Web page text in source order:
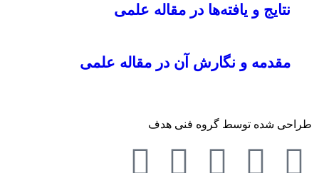
نتایج و یافته‌ها در مقاله علمی
مقدمه و نگارش آن در مقاله علمی
طراحی شده توسط گروه فنی هدف